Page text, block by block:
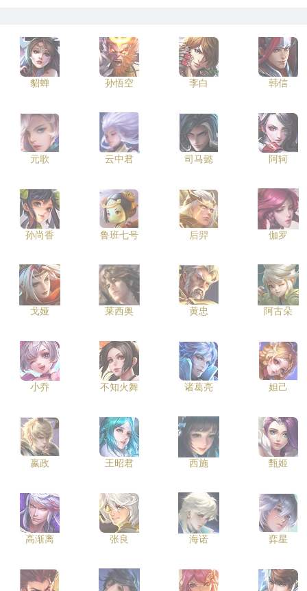
貂蝉 孙悟空 李白 韩信
元歌 云中君 司马懿 阿轲
孙尚香 鲁班七号 后羿 伽罗
戈娅 莱西奥 黄忠 阿古朵
小乔 不知火舞 诸葛亮 妲己
嬴政 王昭君 西施 甄姬
高渐离 张良 海诺 弈星